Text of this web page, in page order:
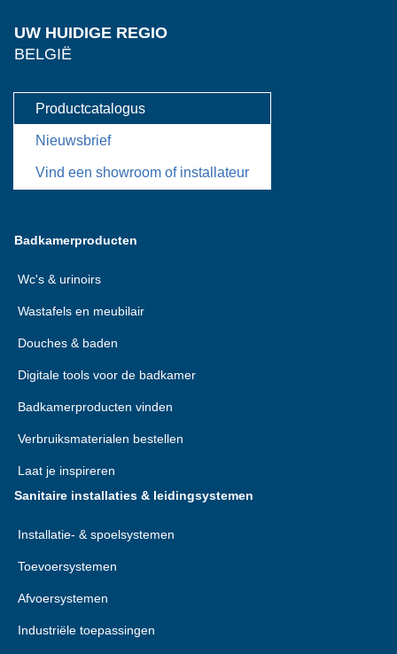
UW HUIDIGE REGIO
BELGIË
Productcatalogus
Nieuwsbrief
Vind een showroom of installateur
Badkamerproducten
Wc's & urinoirs
Wastafels en meubilair
Douches & baden
Digitale tools voor de badkamer
Badkamerproducten vinden
Verbruiksmaterialen bestellen
Laat je inspireren
Sanitaire installaties & leidingsystemen
Installatie- & spoelsystemen
Toevoersystemen
Afvoersystemen
Industriële toepassingen